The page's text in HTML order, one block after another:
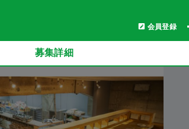
会員登録
募集詳細